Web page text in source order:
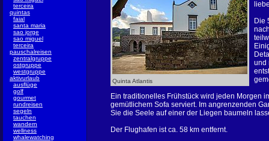
terceira
quintas
faial
santa maria
sao jorge
sao miguel
terceira
pauschalreisen
zentralgruppe
ostgruppe
westgruppe
aktivurlaub
ausflüge
golf
gourmet
rundreisen
segeln
tauchen
wandern
wellness
whalewatching
Quinta Atlantis
Die
und
Ein traditionelles Frühstück wird jeden Morgen
gemütlichem Sofa serviert. Im angrenzenden
Sie die Seele auf einer der Liegen baumeln
Der Flughafen ist ca. 58 km entfernt.